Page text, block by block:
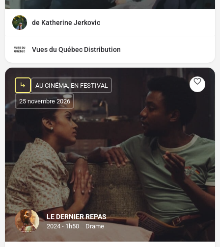
de Katherine Jerkovic
Vues du Québec Distribution
LE DERNIER REPAS
2024 - 1h50 Drame
AU CINÉMA, EN FESTIVAL
25 novembre 2026